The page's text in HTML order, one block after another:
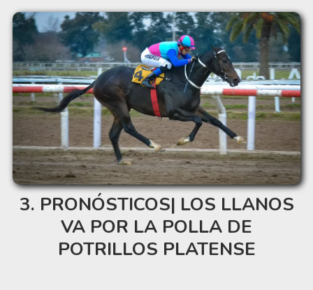
PRONÓSTICOS| LOS LLANOS
VA POR LA POLLA DE
POTRILLOS PLATENSE